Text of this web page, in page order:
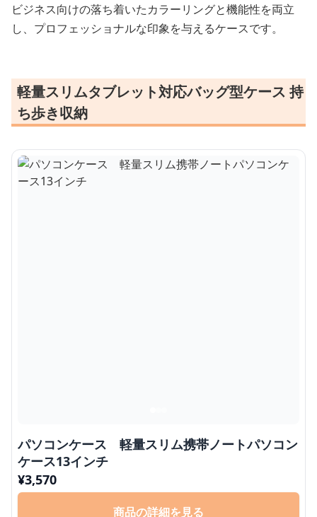
ビジネス向けの落ち着いたカラーリングと機能性を両立
し、プロフェッショナルな印象を与えるケースです。
軽量スリムタブレット対応バッグ型ケース 持
ち歩き収納
パソコンケース 軽量スリム携帯ノートパソコン
ケース13インチ
¥3,570
商品の詳細を見る